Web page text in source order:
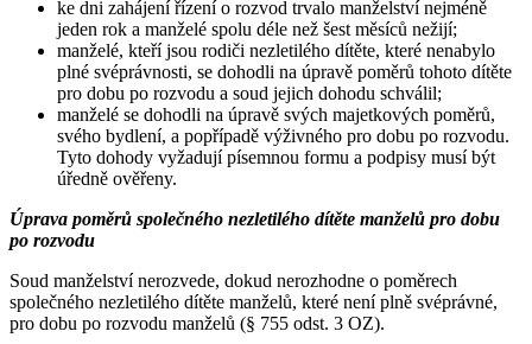
ke dni zahájení řízení o rozvod trvalo manželství nejméně
jeden rok a manželé spolu déle než šest měsíců nežijí;
manželé, kteří jsou rodiči nezletilého dítěte, které nenabylo
plné svéprávnosti, se dohodli na úpravě poměrů tohoto dítěte
pro dobu po rozvodu a soud jejich dohodu schválil;
manželé se dohodli na úpravě svých majetkových poměrů,
svého bydlení, a popřípadě výživného pro dobu po rozvodu.
Tyto dohody vyžadují písemnou formu a podpisy musí být
úředně ověřeny.
Úprava poměrů společného nezletilého dítěte manželů pro dobu
po rozvodu
Soud manželství nerozvede, dokud nerozhodne o poměrech
společného nezletilého dítěte manželů, které není plně svéprávné,
pro dobu po rozvodu manželů (§ 755 odst. 3 OZ).